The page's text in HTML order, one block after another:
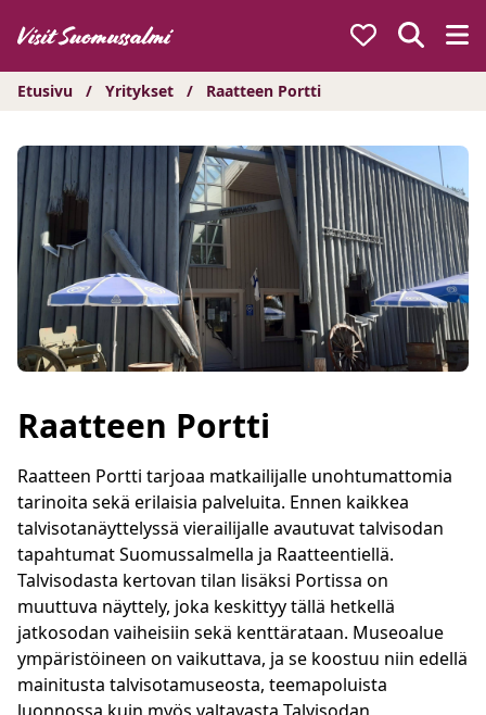
sisältöön
Etusivu / Yritykset / Raatteen Portti
Raatteen Portti
Raatteen Portti tarjoaa matkailijalle unohtumattomia
tarinoita sekä erilaisia palveluita. Ennen kaikkea
talvisotanäyttelyssä vierailijalle avautuvat talvisodan
tapahtumat Suomussalmella ja Raatteentiellä.
Talvisodasta kertovan tilan lisäksi Portissa on
muuttuva näyttely, joka keskittyy tällä hetkellä
jatkosodan vaiheisiin sekä kenttärataan. Museoalue
ympäristöineen on vaikuttava, ja se koostuu niin edellä
mainitusta talvisotamuseosta, teemapoluista